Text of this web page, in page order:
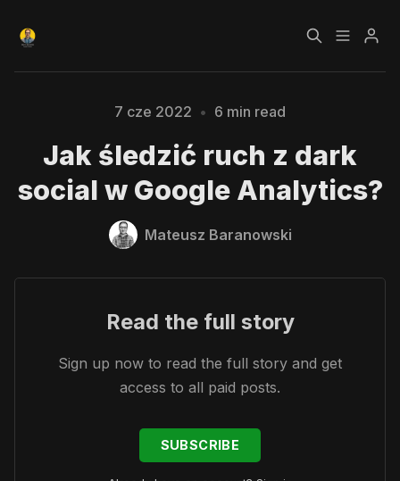
Czym jest Growth
Bezpłatny kurs o
Strefa Premium
Please enter at least 3 characters
7 cze 2022 • 6 min read
Jak śledzić ruch z dark
social w Google Analytics?
Mateusz Baranowski
Read the full story
Sign up now to read the full story and get
access to all paid posts.
SUBSCRIBE